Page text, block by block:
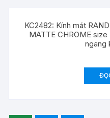
KC2482: Kính mát
MATTE CHROME
ngang